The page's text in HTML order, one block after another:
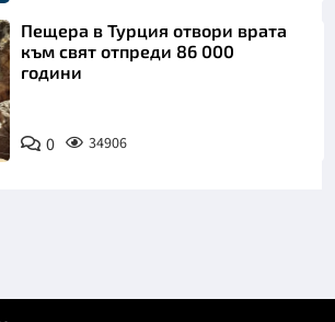
Пещера в Турция отвори врата
към свят отпреди 86 000
години
0 34906